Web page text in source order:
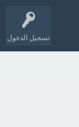
تسجيل الدخول